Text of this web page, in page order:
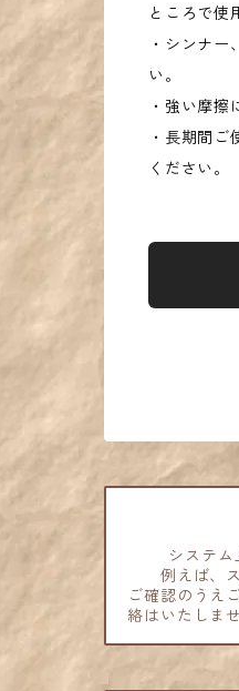
ところで使
・シンナ
い。
・強い摩擦
・長期間
ください。
システ
例えば、
ご確認のうえ
絡はいたしま